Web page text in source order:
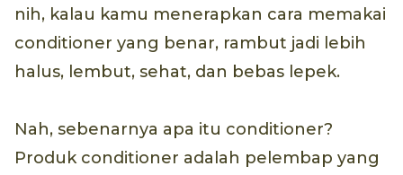
nih, kalau kamu menerapkan cara memakai
conditioner yang benar, rambut jadi lebih
halus, lembut, sehat, dan bebas lepek.
Nah, sebenarnya apa itu conditioner?
Produk conditioner adalah pelembap yang